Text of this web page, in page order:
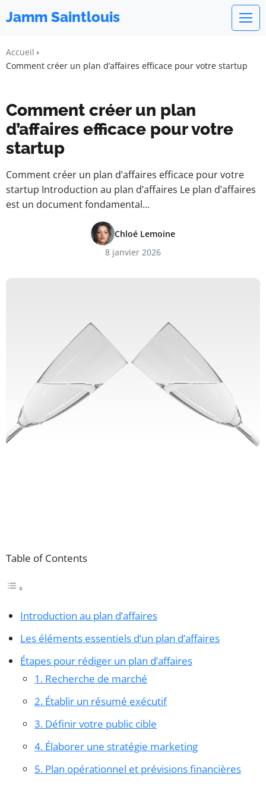
Jamm Saintlouis
Accueil
Comment créer un plan d’affaires efficace pour votre startup
Comment créer un plan
d’affaires efficace pour votre
startup
Comment créer un plan d’affaires efficace pour votre
startup Introduction au plan d’affaires Le plan d’affaires
est un document fondamental…
Chloé Lemoine
8 janvier 2026
Table of Contents
Introduction au plan d’affaires
Les éléments essentiels d’un plan d’affaires
Étapes pour rédiger un plan d’affaires
1. Recherche de marché
2. Établir un résumé exécutif
3. Définir votre public cible
4. Élaborer une stratégie marketing
5. Plan opérationnel et prévisions financières